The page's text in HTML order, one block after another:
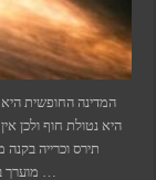
המדינה החופשית
היא נטולת חוף ולכן
תירס וכרייה